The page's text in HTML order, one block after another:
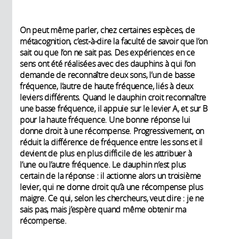
On peut même parler, chez certaines espèces, de
métacognition, c’est-à-dire la faculté de savoir que l’on
sait ou que l’on ne sait pas. Des expériences en ce
sens ont été réalisées avec des dauphins à qui l’on
demande de reconnaître deux sons, l’un de basse
fréquence, l’autre de haute fréquence, liés à deux
leviers différents. Quand le dauphin croit reconnaître
une basse fréquence, il appuie sur le levier A, et sur B
pour la haute fréquence. Une bonne réponse lui
donne droit à une récompense. Progressivement, on
réduit la différence de fréquence entre les sons et il
devient de plus en plus difficile de les attribuer à
l’une ou l’autre fréquence. Le dauphin n’est plus
certain de la réponse : il actionne alors un troisième
levier, qui ne donne droit qu’à une récompense plus
maigre. Ce qui, selon les chercheurs, veut dire : je ne
sais pas, mais j’espère quand même obtenir ma
récompense.